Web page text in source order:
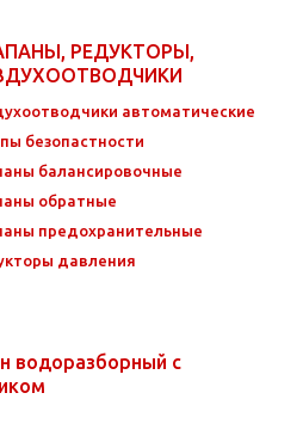
РЕДУКТОРЫ,
автоматические
безопастности
балансировочные
обратные
предохранительные
давления
водоразборный с